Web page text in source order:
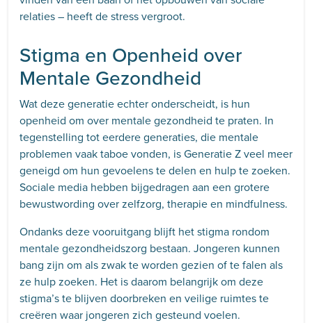
relaties – heeft de stress vergroot.
Stigma en Openheid over
Mentale Gezondheid
Wat deze generatie echter onderscheidt, is hun
openheid om over mentale gezondheid te praten. In
tegenstelling tot eerdere generaties, die mentale
problemen vaak taboe vonden, is Generatie Z veel meer
geneigd om hun gevoelens te delen en hulp te zoeken.
Sociale media hebben bijgedragen aan een grotere
bewustwording over zelfzorg, therapie en mindfulness.
Ondanks deze vooruitgang blijft het stigma rondom
mentale gezondheidszorg bestaan. Jongeren kunnen
bang zijn om als zwak te worden gezien of te falen als
ze hulp zoeken. Het is daarom belangrijk om deze
stigma’s te blijven doorbreken en veilige ruimtes te
creëren waar jongeren zich gesteund voelen.